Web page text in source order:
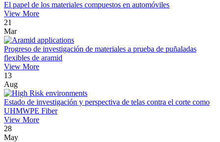
El papel de los materiales compuestos en automóviles
View More
21
Mar
Progreso de investigación de materiales a prueba de puñaladas
flexibles de aramid
View More
13
Aug
Estado de investigación y perspectiva de telas contra el corte como
UHMWPE Fiber
View More
28
May